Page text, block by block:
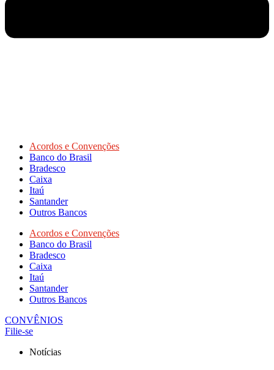
Acordos e Convenções
Banco do Brasil
Bradesco
Caixa
Itaú
Santander
Outros Bancos
Acordos e Convenções
Banco do Brasil
Bradesco
Caixa
Itaú
Santander
Outros Bancos
CONVÊNIOS
Filie-se
Notícias